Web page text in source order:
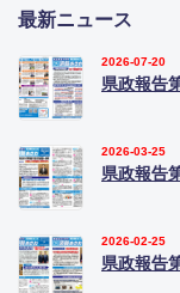
最新ニュース
2026-07-20
県政報告
2026-03-25
県政報告
2026-02-25
県政報告